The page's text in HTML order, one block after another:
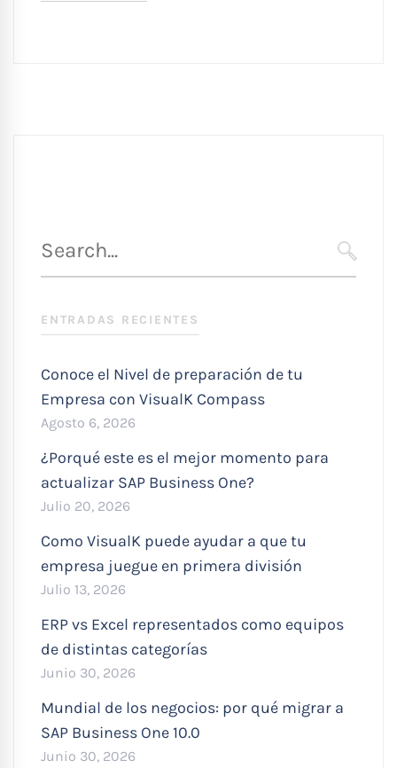
para
ENTRADAS RECIENTES
Conoce el Nivel de preparación de tu
Empresa con VisualK Compass
Agosto 6, 2026
¿Porqué este es el mejor momento para
actualizar SAP Business One?
Julio 20, 2026
Como VisualK puede ayudar a que tu
empresa juegue en primera división
Julio 13, 2026
ERP vs Excel representados como equipos
de distintas categorías
Junio 30, 2026
Mundial de los negocios: por qué migrar a
SAP Business One 10.0
Junio 30, 2026